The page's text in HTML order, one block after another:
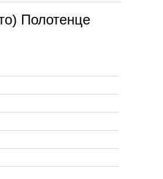
Полотенце